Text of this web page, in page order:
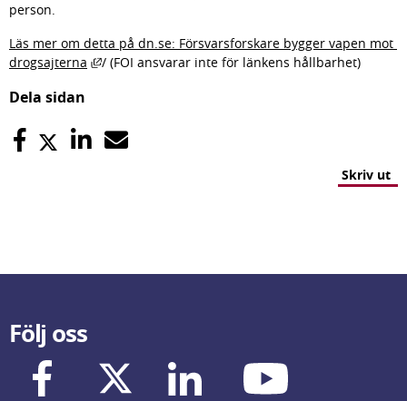
person.
Läs mer om detta på dn.se: Försvarsforskare bygger vapen mot
drogsajterna
Länk till annan webbplats, öppnas i nytt fönster.
/ (FOI ansvarar inte för länkens hållbarhet)
Dela sidan
Skriv ut
Följ oss